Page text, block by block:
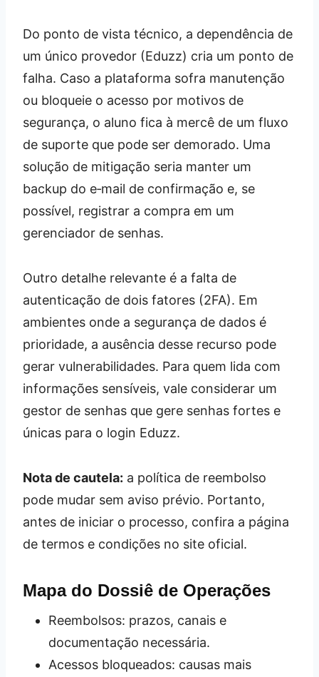
Do ponto de vista técnico, a dependência de
um único provedor (Eduzz) cria um ponto de
falha. Caso a plataforma sofra manutenção
ou bloqueie o acesso por motivos de
segurança, o aluno fica à mercê de um fluxo
de suporte que pode ser demorado. Uma
solução de mitigação seria manter um
backup do e‑mail de confirmação e, se
possível, registrar a compra em um
gerenciador de senhas.
Outro detalhe relevante é a falta de
autenticação de dois fatores (2FA). Em
ambientes onde a segurança de dados é
prioridade, a ausência desse recurso pode
gerar vulnerabilidades. Para quem lida com
informações sensíveis, vale considerar um
gestor de senhas que gere senhas fortes e
únicas para o login Eduzz.
Nota de cautela: a política de reembolso
pode mudar sem aviso prévio. Portanto,
antes de iniciar o processo, confira a página
de termos e condições no site oficial.
Mapa do Dossiê de Operações
Reembolsos: prazos, canais e
documentação necessária.
Acessos bloqueados: causas mais